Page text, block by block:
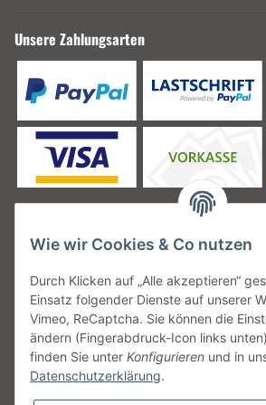
Unsere Zahlungsarten
Unsere Versanddienstleister
Unsere Communities
Wie wir Cookies & Co nutzen
Durch Klicken auf „Alle akzeptieren“
Einsatz folgender Dienste auf unserer
Vimeo, ReCaptcha. Sie können die
ändern (Fingerabdruck-Icon links
finden Sie unter Konfigurieren und in
Datenschutzerklärung.